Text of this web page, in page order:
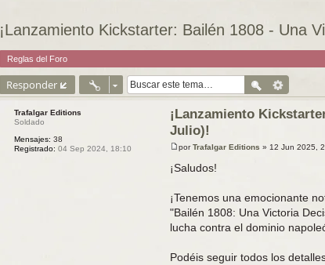
¡Lanzamiento Kickstarter: Bailén 1808 - Una
Reglas del Foro
Responder
Trafalgar Editions
Soldado
Mensajes: 38
Registrado: 04 Sep 2024, 18:10
¡Lanzamiento
Julio)!
M
e
n
j
e
porTrafalgar Editions » 12 Jun 2025,
¡Saludos!
¡Tenemos una emocionante
"Bailén 1808: Una Victoria
lucha contra el dominio
Podéis seguir todos los